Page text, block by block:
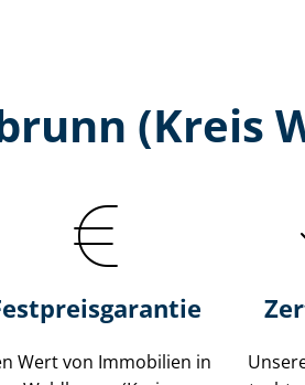
(Kreis
Wert von Immobilien in